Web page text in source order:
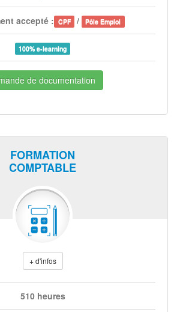
accepté : CPF / Pôle Emploi
100% e-learning
de documentation
FORMATION
COMPTABLE
+ d'infos
510 heures